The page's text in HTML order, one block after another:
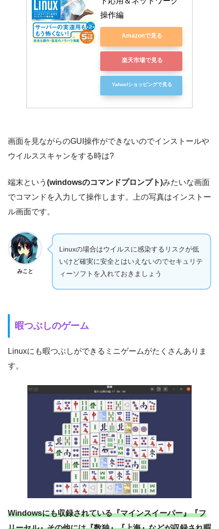
操作編
Amazonで見る
楽天市場で見る
Yahoo!ショッピングで見る
画面を見ながらのGUI操作ができないのでインストールや
ウイルススキャンをする時は?
端末という (windowsのコマンドプロンプト)みたいな画面
でコマンドを入力して操作します。上の写真はインストー
ル画面です。
みこと
Linuxの場合はウイルスに感染するリスクが低
いけど確実に安全とはいえないのでセキュリテ
ィーソフトを入れておきましょう
暇つぶしのゲーム
Linuxにも暇つぶしができるミニゲームがたくさんありま
す。
Windowsにも収録されている『マインスイーパー』『フ